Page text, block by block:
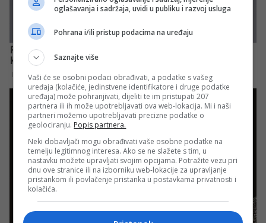
oglašavanja i sadržaja, uvidi u publiku i razvoj usluga
Pohrana i/ili pristup podacima na uređaju
Saznajte više
Vaši će se osobni podaci obrađivati, a podatke s vašeg
uređaja (kolačiće, jedinstvene identifikatore i druge podatke
uređaja) može pohranjivati, dijeliti te im pristupati 207
partnera ili ih može upotrebljavati ova web-lokacija. Mi i naši
partneri možemo upotrebljavati precizne podatke o
geolociranju. Popis partnera.
Neki dobavljači mogu obrađivati vaše osobne podatke na
temelju legitimnog interesa. Ako se ne slažete s tim, u
nastavku možete upravljati svojim opcijama. Potražite vezu pri
dnu ove stranice ili na izborniku web-lokacije za upravljanje
pristankom ili povlačenje pristanka u postavkama privatnosti i
kolačića.